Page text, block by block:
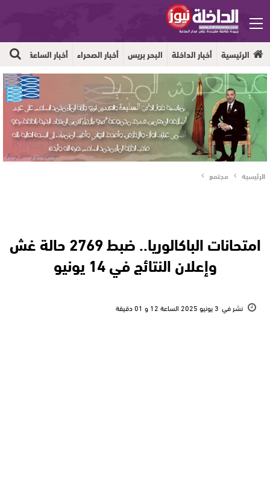
الرئيسية أخبار الداخلة البحر بريس أخبار الصحراء أخبار الساعة
الرئيسية مجتمع
امتحانات الباكالوريا.. ضبط 2769 حالة غش
وإعلان النتائج في 14 يونيو
نشر في 3 يونيو 2025 الساعة 12 و 01 دقيقة